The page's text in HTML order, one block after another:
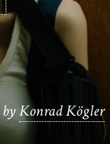
byKonrad Kögler